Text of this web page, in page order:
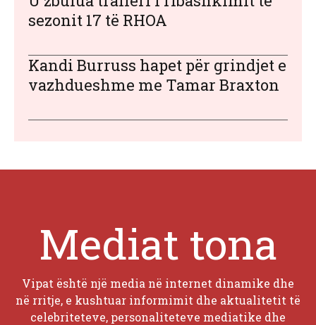
sezonit 17 të RHOA
Kandi Burruss hapet për grindjet e
vazhdueshme me Tamar Braxton
Mediat tona
Vipat është një media në internet dinamike dhe
në rritje, e kushtuar informimit dhe aktualitetit të
celebriteteve, personaliteteve mediatike dhe